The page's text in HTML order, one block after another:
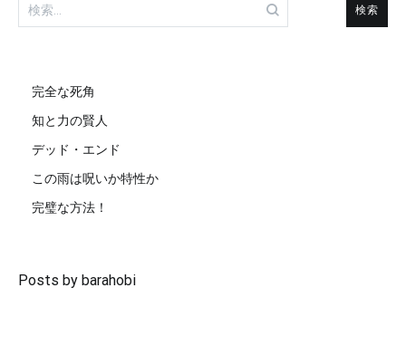
索:
完全な死角
知と力の賢人
デッド・エンド
この雨は呪いか特性か
完璧な方法！
Posts by barahobi